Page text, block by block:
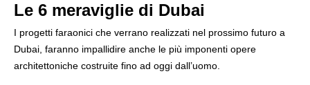
Le 6 meraviglie di Dubai
I progetti faraonici che verrano realizzati nel prossimo futuro a
Dubai, faranno impallidire anche le più imponenti opere
architettoniche costruite fino ad oggi dall’uomo.